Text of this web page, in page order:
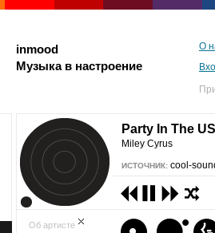
inmood
Музыка в настроение
О
Party In The
Miley Cyrus
ИСТОЧНИК: cool-
Об артисте